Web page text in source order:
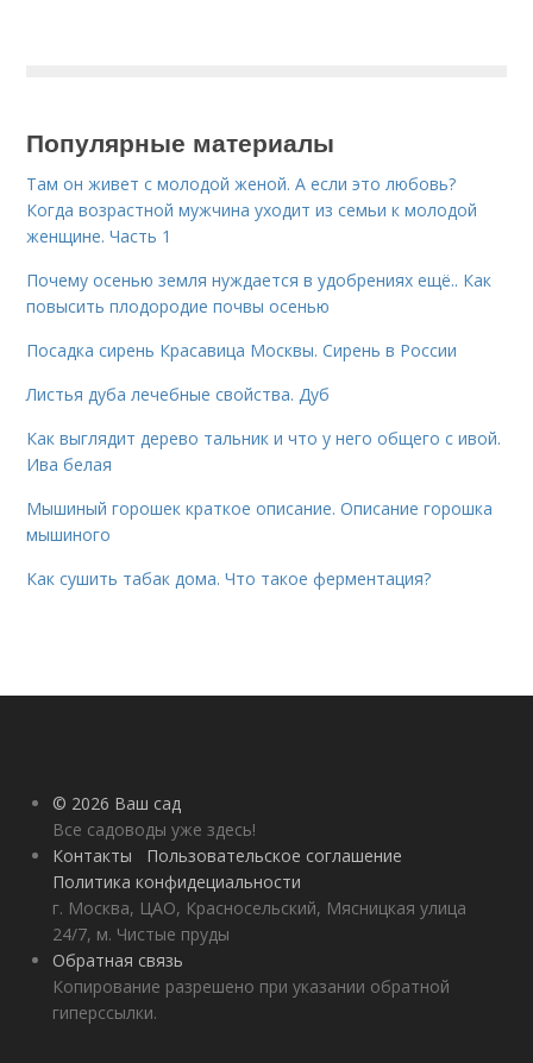
Популярные материалы
Там он живет с молодой женой. А если это любовь?
Когда возрастной мужчина уходит из семьи к молодой
женщине. Часть 1
Почему осенью земля нуждается в удобрениях ещё.. Как
повысить плодородие почвы осенью
Посадка сирень Красавица Москвы. Сирень в России
Листья дуба лечебные свойства. Дуб
Как выглядит дерево тальник и что у него общего с ивой.
Ива белая
Мышиный горошек краткое описание. Описание горошка
мышиного
Как сушить табак дома. Что такое ферментация?
© 2026 Ваш сад
Все садоводы уже здесь!
Контакты
Пользовательское соглашение
Политика конфидециальности
г. Москва, ЦАО, Красносельский, Мясницкая улица
24/7, м. Чистые пруды
Обратная связь
Копирование разрешено при указании обратной
гиперссылки.